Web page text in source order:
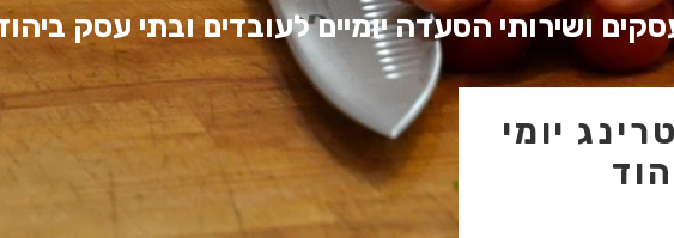
ושירותי הסעדה יומיים לעובדים ובתי עסק ביהוד
יומי